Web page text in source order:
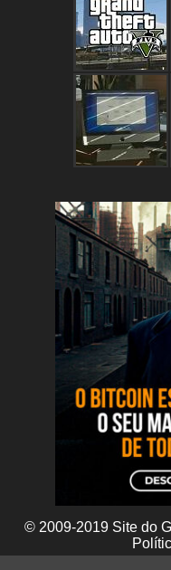
© 2009-2019 Site do